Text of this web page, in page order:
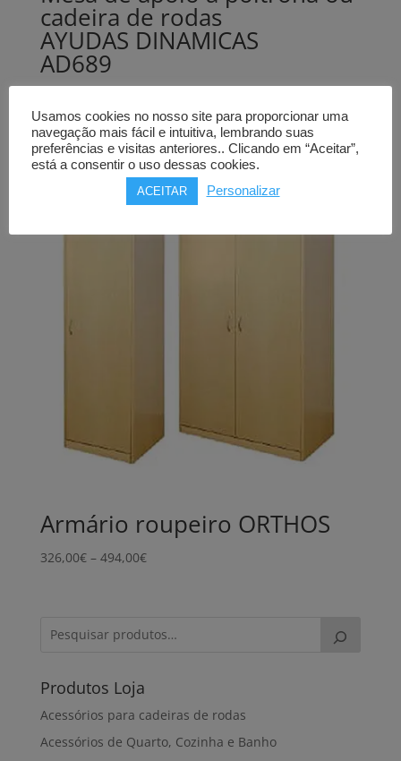
cadeira de rodas
AYUDAS DINAMICAS
AD689
Armário roupeiro ORTHOS
326,00€ – 494,00€Price
494,00€
Produtos Loja
Acessórios para cadeiras de rodas
Acessórios de Quarto, Cozinha e Banho
Usamos cookies no nosso site para proporcionar uma
navegação mais fácil e intuitiva, lembrando suas
preferências e visitas anteriores.. Clicando em “Aceitar”,
está a consentir o uso dessas cookies.
ACEITAR Personalizar